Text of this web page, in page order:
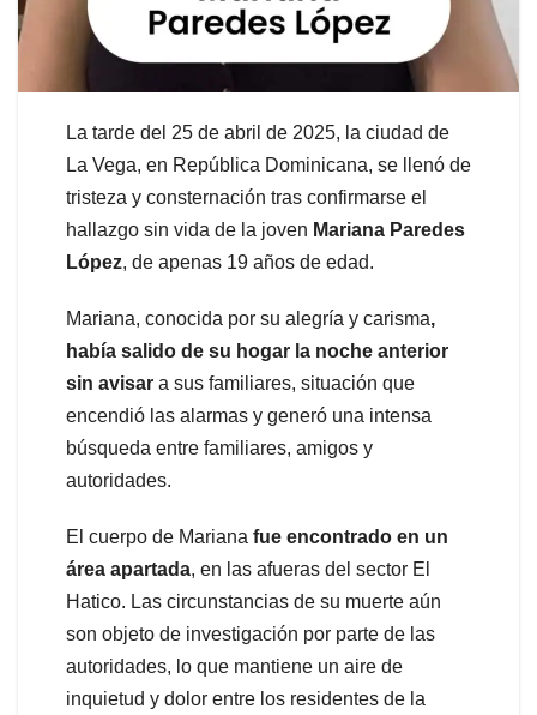
La tarde del 25 de abril de 2025, la ciudad de
La Vega, en República Dominicana, se llenó de
tristeza y consternación tras confirmarse el
hallazgo sin vida de la joven Mariana Paredes
López, de apenas 19 años de edad.
Mariana, conocida por su alegría y carisma,
había salido de su hogar la noche anterior
sin avisar a sus familiares, situación que
encendió las alarmas y generó una intensa
búsqueda entre familiares, amigos y
autoridades.
El cuerpo de Mariana fue encontrado en un
área apartada, en las afueras del sector El
Hatico. Las circunstancias de su muerte aún
son objeto de investigación por parte de las
autoridades, lo que mantiene un aire de
inquietud y dolor entre los residentes de la